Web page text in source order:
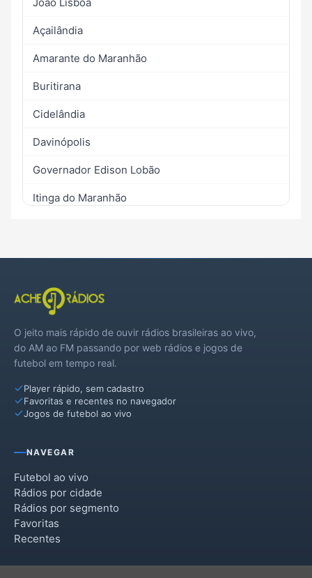
Açailândia
Amarante do Maranhão
Buritirana
Cidelândia
Davinópolis
Governador Edison Lobão
Itinga do Maranhão
São Pedro da Água Branca
Senador La Rocque
Sítio Novo
Vila Nova dos Martírios
O jeito mais rápido de ouvir rádios brasileiras ao vivo,
do AM ao FM passando por web rádios e jogos de
futebol em tempo real.
Player rápido, sem cadastro
Favoritas e recentes no navegador
Jogos de futebol ao vivo
NAVEGAR
Futebol ao vivo
Rádios por cidade
Rádios por segmento
Favoritas
Recentes